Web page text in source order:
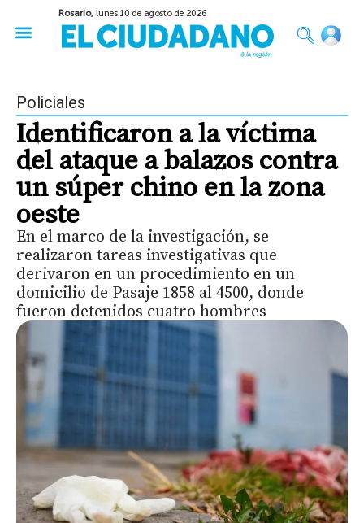
Rosario,lunes 10 de agosto de 2026
Policiales
Identificaron a la víctima
del ataque a balazos contra
un súper chino en la zona
oeste
En el marco de la investigación, se
realizaron tareas investigativas que
derivaron en un procedimiento en un
domicilio de Pasaje 1858 al 4500, donde
fueron detenidos cuatro hombres